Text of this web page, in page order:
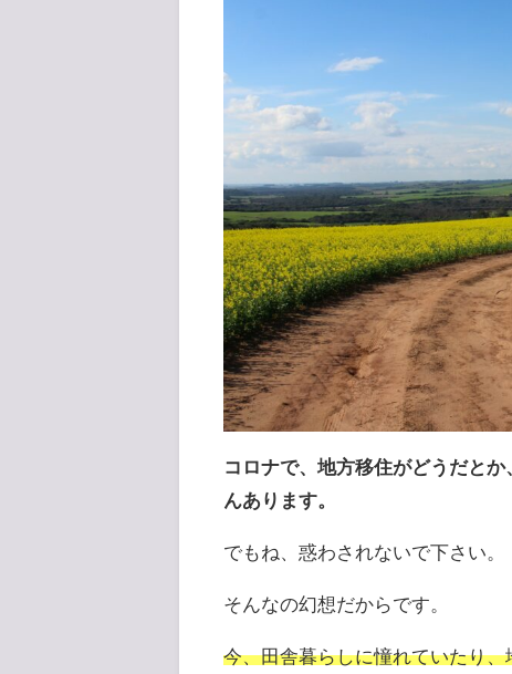
コロナで、地方移住がどうだと
んあります。
でもね、惑わされないで下さい。
そんなの幻想だからです。
今、田舎暮らしに憧れていたり